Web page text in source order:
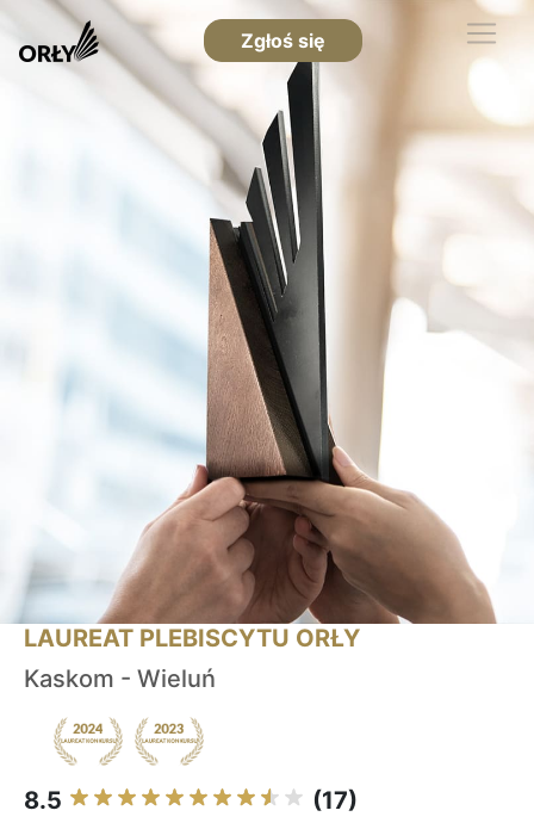
Zgłoś się
LAUREAT PLEBISCYTU ORŁY
Kaskom - Wieluń
8.5 (17)